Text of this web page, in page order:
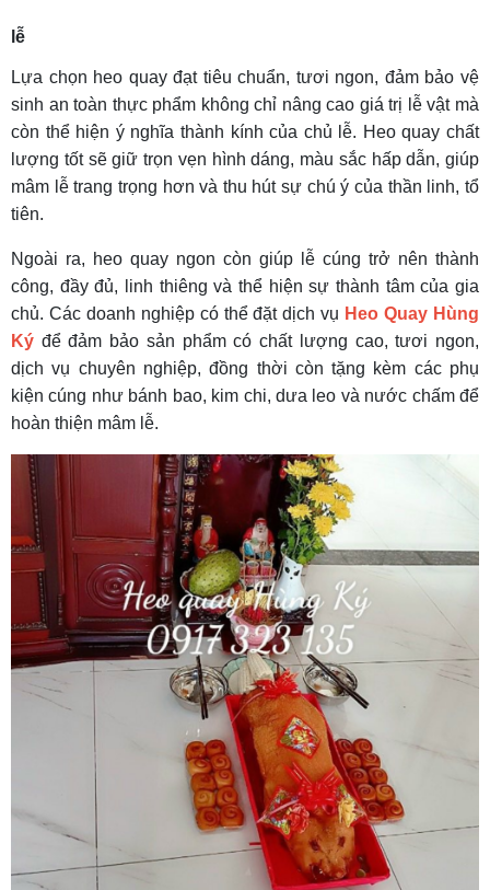
lễ
Lựa chọn heo quay đạt tiêu chuẩn, tươi ngon, đảm bảo vệ
sinh an toàn thực phẩm không chỉ nâng cao giá trị lễ vật mà
còn thể hiện ý nghĩa thành kính của chủ lễ. Heo quay chất
lượng tốt sẽ giữ trọn vẹn hình dáng, màu sắc hấp dẫn, giúp
mâm lễ trang trọng hơn và thu hút sự chú ý của thần linh, tổ
tiên.
Ngoài ra, heo quay ngon còn giúp lễ cúng trở nên thành
công, đầy đủ, linh thiêng và thể hiện sự thành tâm của gia
chủ. Các doanh nghiệp có thể đặt dịch vụ Heo Quay Hùng
Ký để đảm bảo sản phẩm có chất lượng cao, tươi ngon,
dịch vụ chuyên nghiệp, đồng thời còn tặng kèm các phụ
kiện cúng như bánh bao, kim chi, dưa leo và nước chấm để
hoàn thiện mâm lễ.